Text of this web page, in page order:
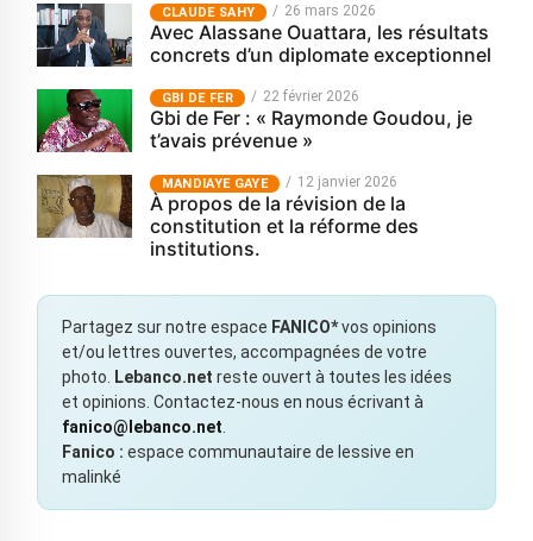
CLAUDE SAHY 26 mars 2026
Avec Alassane Ouattara, les résultats
concrets d’un diplomate exceptionnel
GBI DE FER 22 février 2026
Gbi de Fer : « Raymonde Goudou, je
t’avais prévenue »
MANDIAYE GAYE 12 janvier 2026
À propos de la révision de la
constitution et la réforme des
institutions.
Partagez sur notre espace FANICO*vos opinions
et/ou lettres ouvertes, accompagnées de votre
photo.
Lebanco.net reste ouvert à toutes les idées
et opinions. Contactez-nous en nous écrivant à
fanico@lebanco.net
Fanico : espace communautaire de lessive en
malinké